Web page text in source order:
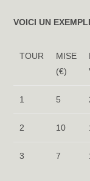
VOICI UN
TOUR
MISE
(€)
1 5
2 10
3 7